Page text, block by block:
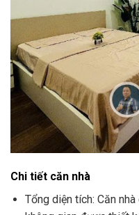
Chi tiết căn nhà
Tổng diện tích: Căn